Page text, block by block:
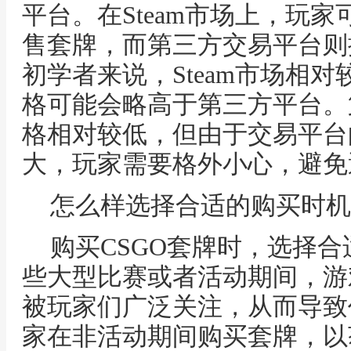
平台。在Steam市场上，玩
售套牌，而第三方交易平台
初学者来说，Steam市场相
格可能会略高于第三方平台
格相对较低，但由于交易平
大，玩家需要格外小心，避
怎么样选择合适的购买时
购买CSGO套牌时，选择
些大型比赛或者活动期间，
被玩家们广泛关注，从而导
家在非活动期间购买套牌，